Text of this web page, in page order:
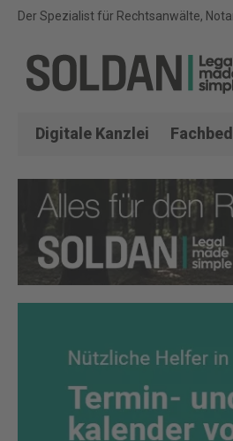
Der Spezialist für Rechtsanwälte,
Digitale Kanzlei